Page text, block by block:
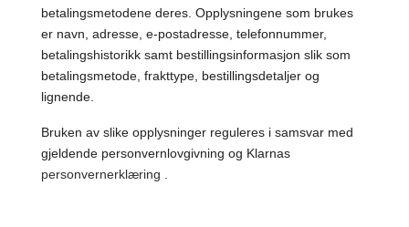
betalingsmetodene deres. Opplysningene som brukes
er navn, adresse, e-postadresse, telefonnummer,
betalingshistorikk samt bestillingsinformasjon slik som
betalingsmetode, frakttype, bestillingsdetaljer og
lignende.
Bruken av slike opplysninger reguleres i samsvar med
gjeldende personvernlovgivning og Klarnas
personvernerklæring